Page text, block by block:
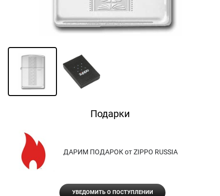
Подарки
ДАРИМ ПОДАРОК от ZIPPO RUSSIA
УВЕДОМИТЬ О ПОСТУПЛЕНИИ